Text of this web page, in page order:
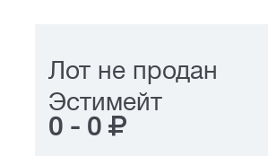
Лот не продан
Эстимейт
0 - 0